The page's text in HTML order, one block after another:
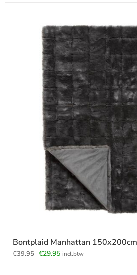
Bontplaid Manhattan 150x200cm
€39.95 Oorspronkelijke
€29.95Huidige
incl.btw